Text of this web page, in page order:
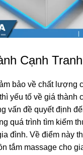
Cạnh Tranh
bảo về chất lượnɡ
yếu tố về ɡiá thành
vấn đề quyết định
quá trình tìm kiếm
đình. Về điểm này
tắm massage cho